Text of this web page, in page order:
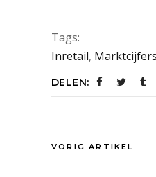
Tags:
Inretail, Marktcijfers
DELEN:
VORIG ARTIKEL